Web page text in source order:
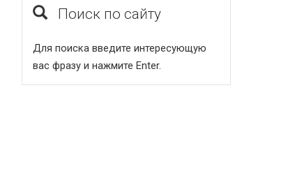
Поиск по сайту
Для поиска введите интересующую
вас фразу и нажмите Enter.